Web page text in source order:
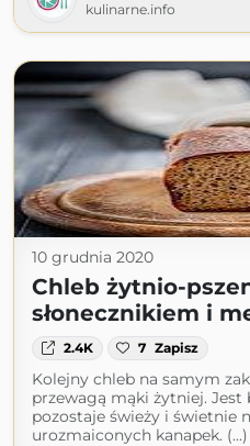
kulinarne.info
10 grudnia 2020
Chleb żytnio-
słonecznikiem i
2.4K 7 Zapisz
Kolejny chleb na samym
przewagą mąki żytniej. Jest
pozostaje świeży i świetnie
urozmaiconych kanapek. (...)